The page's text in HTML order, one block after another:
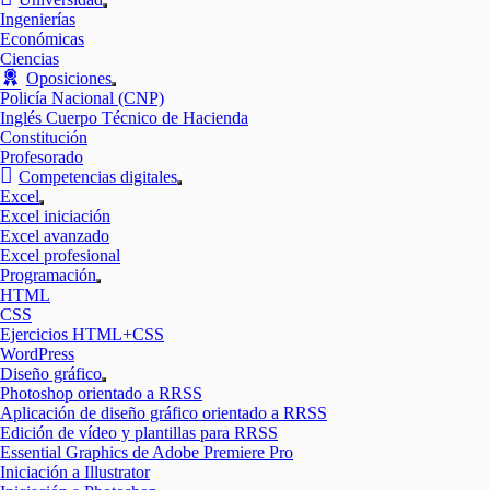
Mostrar
Ingenierías
Económicas
Ciencias
Oposiciones
Mostrar
el
submenú
Policía Nacional (CNP)
Inglés Cuerpo Técnico de Hacienda
Constitución
Profesorado
Competencias digitales
Mostrar
Excel
Mostrar
el
submenú
Excel iniciación
Excel avanzado
Excel profesional
Programación
Mostrar
HTML
CSS
Ejercicios HTML+CSS
WordPress
Diseño gráfico
Mostrar
el
submenú
Photoshop orientado a RRSS
Aplicación de diseño gráfico orientado a RRSS
Edición de vídeo y plantillas para RRSS
Essential Graphics de Adobe Premiere Pro
Iniciación a Illustrator